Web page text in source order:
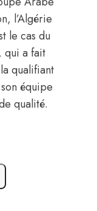
l’Algérie
le cas du
qui a fait
qualifiant
équipe
qualité.